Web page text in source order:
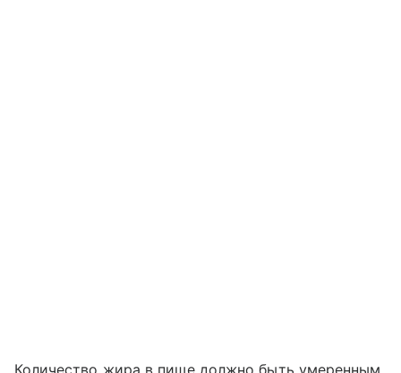
Количество жира в пище должно быть умеренным.